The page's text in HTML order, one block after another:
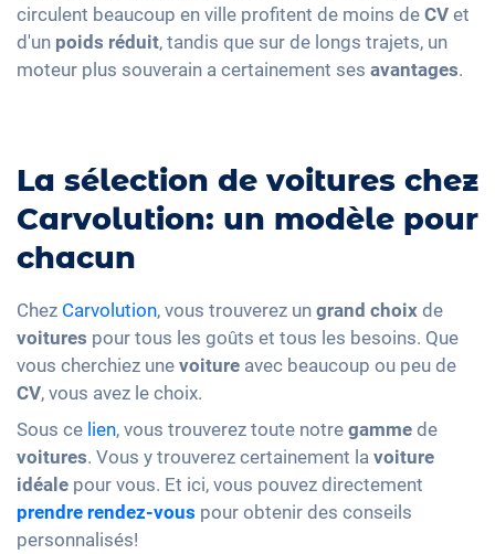
circulent beaucoup en ville profitent de moins de CV et
d'un poids réduit, tandis que sur de longs trajets, un
moteur plus souverain a certainement ses avantages.
La sélection de voitures chez
Carvolution: un modèle pour
chacun
Chez Carvolution, vous trouverez un grand choix de
voitures pour tous les goûts et tous les besoins. Que
vous cherchiez une voiture avec beaucoup ou peu de
CV, vous avez le choix.
Sous ce lien, vous trouverez toute notre gamme de
voitures. Vous y trouverez certainement la voiture
idéale pour vous. Et ici, vous pouvez directement
prendre rendez-vous pour obtenir des conseils
personnalisés!